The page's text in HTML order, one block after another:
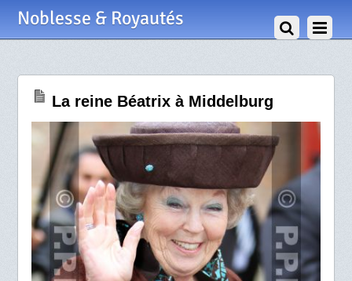
Noblesse & Royautés
La reine Béatrix à Middelburg